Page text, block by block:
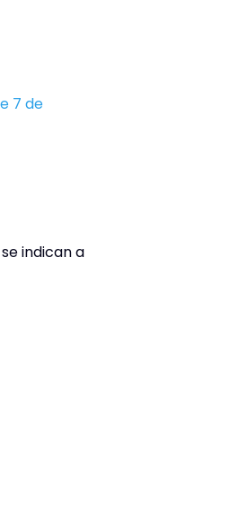
7 de
indican a